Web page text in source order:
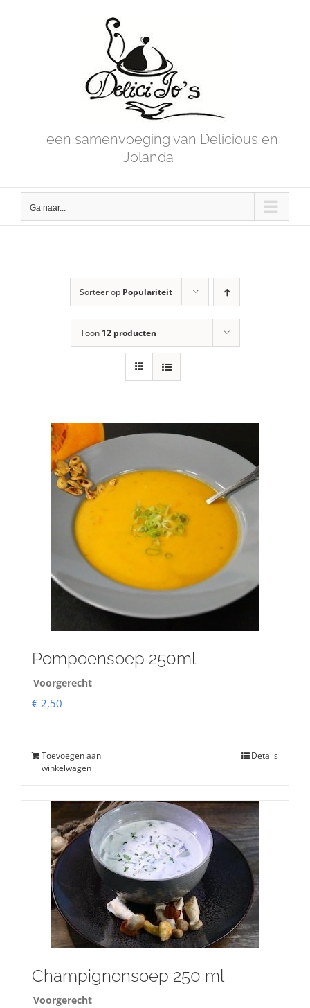
een samenvoeging van Delicious en
Jolanda
Ga naar...
Sorteer op Populariteit
Toon 12 producten
Pompoensoep 250ml
Voorgerecht
€ 2,50
Toevoegen aan
winkelwagen
Details
Champignonsoep 250 ml
Voorgerecht